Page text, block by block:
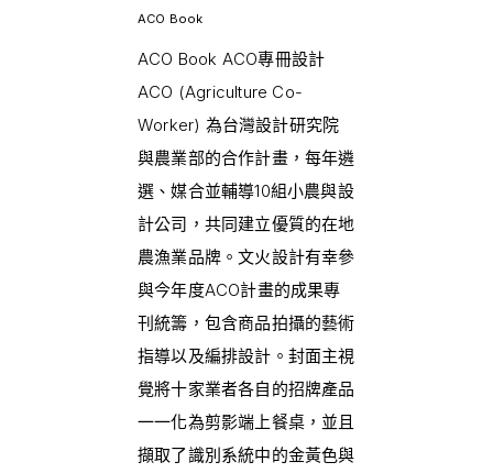
ACO Book
ACO Book ACO專冊設計
ACO (Agriculture Co-
Worker) 為台灣設計研究院
與農業部的合作計畫，每年遴
選、媒合並輔導10組小農與設
計公司，共同建立優質的在地
農漁業品牌。文火設計有幸參
與今年度ACO計畫的成果專
刊統籌，包含商品拍攝的藝術
指導以及編排設計。封面主視
覺將十家業者各自的招牌產品
一一化為剪影端上餐桌，並且
擷取了識別系統中的金黃色與